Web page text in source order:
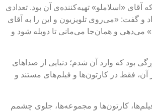
«اسلاملو» تهیه‌کننده‌ی آن بود. تعدادی
و گفت: «می‌روی تلویزیون و این را به آقای
و همان‌جا می‌مانی تا دوبله شود و
بود که وارد آن شدم؛ دنیایی از صداهای
آن، فقط در کارتون‌ها و فیلم‌های مستند و
کارتون‌ها و مجموعه‌ها، جلوی چشمم